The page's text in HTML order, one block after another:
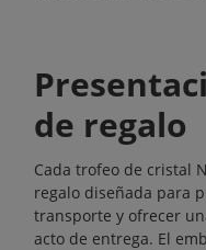
de regalo
Cada trofeo de cristal
regalo diseñada para
transporte y ofrecer
acto de entrega. El